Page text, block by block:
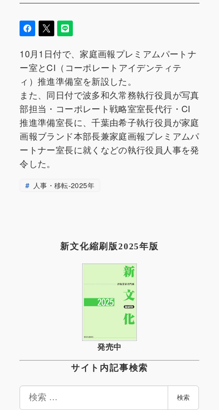
10月1日付で、家庭画報プレミアムパートナ
ー室とCI（コーポレートアイデンティテ
ィ）推進準備室を新設した。
また、同日付で波多和久常務執行役員が写真
部担当・コーポレート戦略室室長代行・CI
推進準備室長に、千葉由希子執行役員が家庭
画報ブランド本部長兼家庭画報プレミアムパ
ートナー室長に就くなどの執行役員人事を発
令した。
人事・移転-2025年
新文化縮刷版2025年版
発売中
サイト内記事検索
検
検索